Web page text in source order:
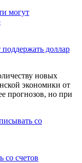
доллар
новых
экономики от
прогнозов, но при
со счетов